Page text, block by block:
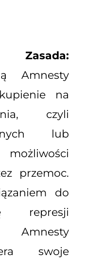
Amnesty
na
czyli
lub
przemoc.
do
represji
Amnesty
swoje